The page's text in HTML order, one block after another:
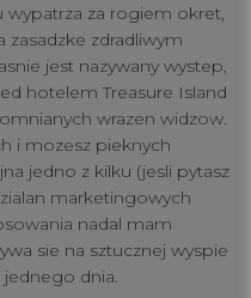
za rogiem okret,
zasadzke zdradliwym
jest nazywany wystep,
hotelem Treasure Island
wrazen widzow.
i mozesz pieknych
jedno z kilku (jesli pytasz
marketingowych
nadal mam
sie na sztucznej wyspie
dnia.